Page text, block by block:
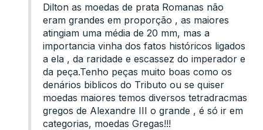
Dilton as moedas de prata Romanas não
eram grandes em proporção , as maiores
atingiam uma média de 20 mm, mas a
importancia vinha dos fatos históricos ligados
a ela , da raridade e escassez do imperador e
da peça.Tenho peças muito boas como os
denários biblicos do Tributo ou se quiser
moedas maiores temos diversos tetradracmas
gregos de Alexandre III o grande , é só ir em
categorias, moedas Gregas!!!